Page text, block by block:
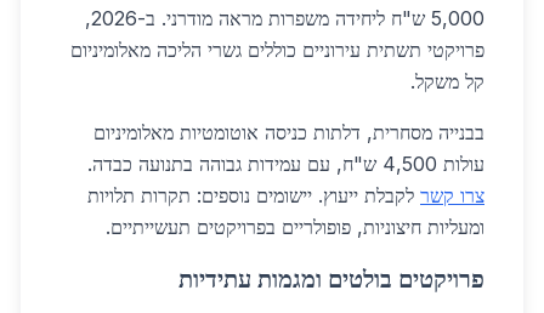
5,000 ש"ח ליחידה משפרות מראה מודרני. ב-2026,
פרויקטי תשתית עירוניים כוללים גשרי הליכה מאלומיניום
קל משקל.
בבנייה מסחרית, דלתות כניסה אוטומטיות מאלומיניום
עולות 4,500 ש"ח, עם עמידות גבוהה בתנועה כבדה.
צרו קשר לקבלת ייעוץ. יישומים נוספים: תקרות תלויות
ומעליות חיצוניות, פופולריים בפרויקטים תעשייתיים.
פרויקטים בולטים ומגמות עתידיות